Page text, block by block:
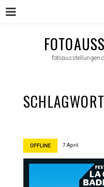
OFFLINE 7 April
Menu